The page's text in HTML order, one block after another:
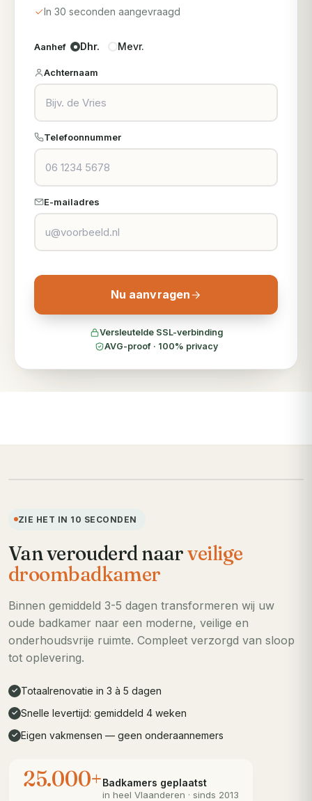
In 30 seconden aangevraagd
Aanhef Dhr. Mevr.
Achternaam
Telefoonnummer
E-mailadres
Nu aanvragen
Versleutelde SSL-verbinding
AVG-proof · 100% privacy
ZIE HET IN 10 SECONDEN
Van verouderd naarveilige
droombadkamer
Binnen gemiddeld 3-5 dagen transformeren wij uw
oude badkamer naar een moderne, veilige en
onderhoudsvrije ruimte. Compleet verzorgd van sloop
tot oplevering.
✓ Totaalrenovatie in 3 à 5 dagen
✓ Snelle levertijd: gemiddeld 4 weken
✓ Eigen vakmensen — geen onderaannemers
25.000+Badkamers geplaatst
in heel Vlaanderen · sinds 2013